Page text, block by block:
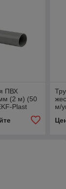
ПВХ
(2 м) (50
Plast
м/